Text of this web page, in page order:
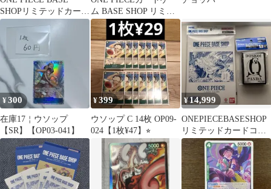
SHOPリミテッドカード
コレクション プレイマ
ム BASE SHOP リミテ
ッドカードコレクショ
ン
¥300
在庫17￤ウソップ
【SR】【OP03-041】
¥399
ウソップ C 14枚 OP09-
024【1枚¥47】⭐︎
¥14,999
ONEPIECEBASESHOP
リミテッドカードコレ
クション vol.1